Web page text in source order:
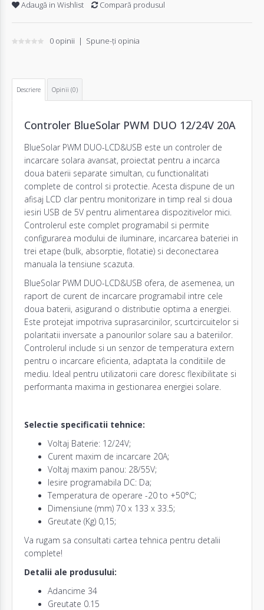
Adaugă in Wishlist
Compară produsul
0 opinii | Spune-ţi opinia
Descriere Opinii (0)
Controler BlueSolar PWM DUO 12/24V 20A
BlueSolar PWM DUO-LCD&USB este un controler de
incarcare solara avansat, proiectat pentru a incarca
doua baterii separate simultan, cu functionalitati
complete de control si protectie. Acesta dispune de un
afisaj LCD clar pentru monitorizare in timp real si doua
iesiri USB de 5V pentru alimentarea dispozitivelor mici.
Controlerul este complet programabil si permite
configurarea modului de iluminare, incarcarea bateriei in
trei etape (bulk, absorptie, flotatie) si deconectarea
manuala la tensiune scazuta.
BlueSolar PWM DUO-LCD&USB ofera, de asemenea, un
raport de curent de incarcare programabil intre cele
doua baterii, asigurand o distributie optima a energiei.
Este protejat impotriva suprasarcinilor, scurtcircuitelor si
polaritatii inversate a panourilor solare sau a bateriilor.
Controlerul include si un senzor de temperatura extern
pentru o incarcare eficienta, adaptata la conditiile de
mediu. Ideal pentru utilizatorii care doresc flexibilitate si
performanta maxima in gestionarea energiei solare.
Selectie specificatii tehnice:
Voltaj Baterie: 12/24V;
Curent maxim de incarcare 20A;
Voltaj maxim panou: 28/55V;
Iesire programabila DC: Da;
Temperatura de operare -20 to +50°C;
Dimensiune (mm) 70 x 133 x 33.5;
Greutate (Kg) 0,15;
Va rugam sa consultati cartea tehnica pentru detalii
complete!
Detalii ale produsului:
Adancime 34
Greutate 0.15